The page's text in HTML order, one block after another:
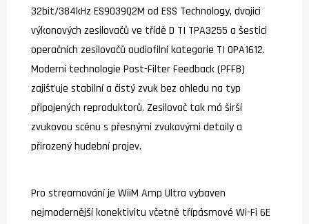
32bit/384kHz ES9039Q2M od ESS Technology, dvojici
výkonových zesilovačů ve třídě D TI TPA3255 a šestici
operačních zesilovačů audiofilní kategorie TI OPA1612.
Moderní technologie Post-Filter Feedback (PFFB)
zajišťuje stabilní a čistý zvuk bez ohledu na typ
připojených reproduktorů. Zesilovač tak má širší
zvukovou scénu s přesnými zvukovými detaily a
přirozený hudební projev.
Pro streamování je WiiM Amp Ultra vybaven
nejmodernější konektivitu včetně třípásmové Wi-Fi 6E